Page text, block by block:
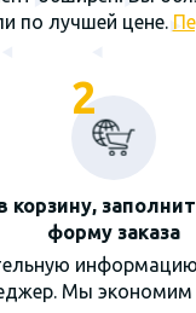
по лучшей цене.
2
корзину,
форму заказа
информацию
Мы экономим